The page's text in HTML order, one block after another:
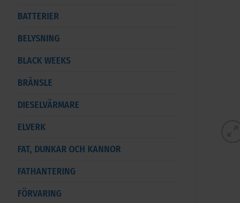
BATTERIER
BELYSNING
BLACK WEEKS
BRÄNSLE
DIESELVÄRMARE
ELVERK
FAT, DUNKAR OCH KANNOR
FATHANTERING
FÖRVARING